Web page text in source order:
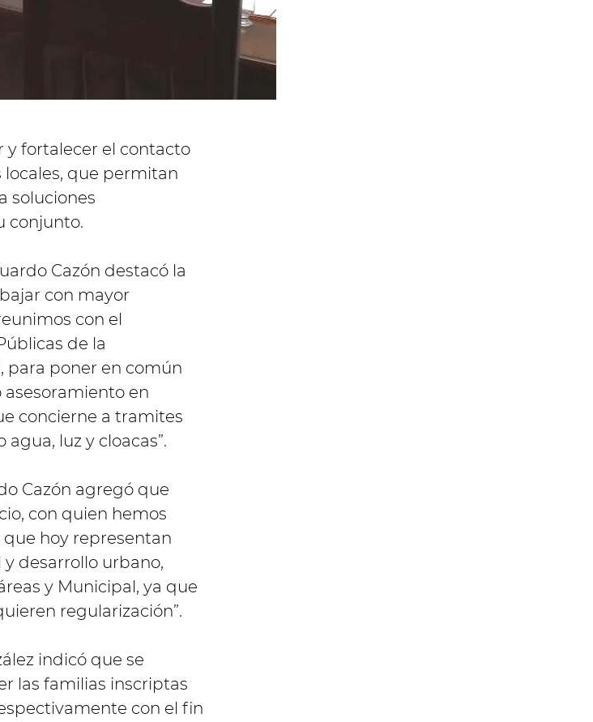
y fortalecer el contacto
que permitan
soluciones
conjunto.
Cazón destacó la
con mayor
con el
de la
para poner en común
en
concierne a tramites
luz y cloacas”.
Cazón agregó que
con quien hemos
hoy representan
desarrollo urbano,
y Municipal, ya que
regularización”.
indicó que se
las familias inscriptas
con el fin